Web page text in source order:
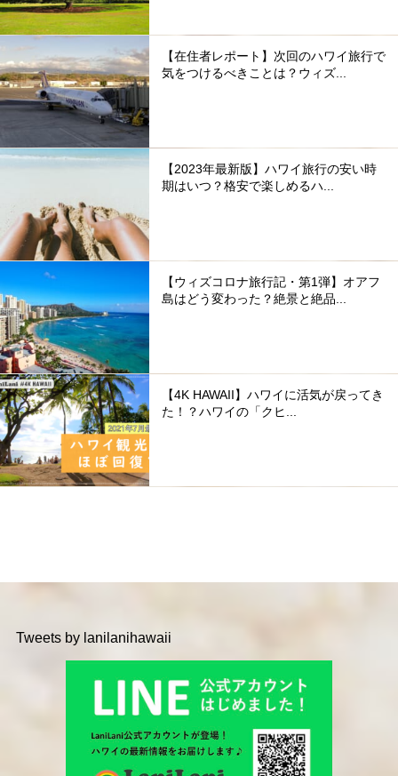
【在住者レポート】次回のハワイ旅行で
気をつけるべきことは？ウィズ...
【2023年最新版】ハワイ旅行の安い時
期はいつ？格安で楽しめるハ...
【ウィズコロナ旅行記・第1弾】オアフ
島はどう変わった？絶景と絶品...
【4K HAWAII】ハワイに活気が戻ってき
た！？ハワイの「クヒ...
Tweets by lanilanihawaii